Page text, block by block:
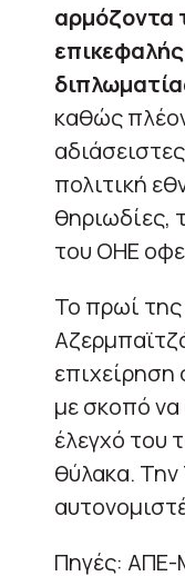
αρμόζοντα
καθώς
πολιτική
θηριωδίες,
του ΟΗΕ
Το πρωί
με σκοπό
έλεγχό του
θύλακα. Την
Πηγές: